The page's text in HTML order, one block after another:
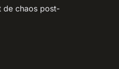
de chaos post-